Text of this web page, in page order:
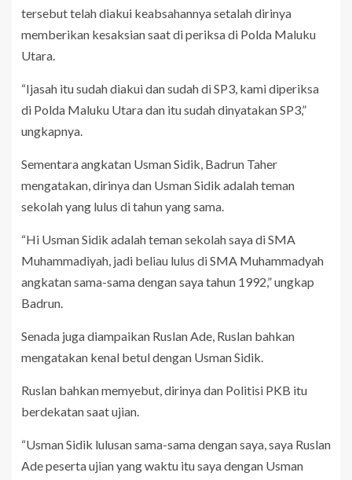
tersebut telah diakui keabsahannya setalah dirinya
memberikan kesaksian saat di periksa di Polda Maluku
Utara.
“Ijasah itu sudah diakui dan sudah di SP3, kami diperiksa
di Polda Maluku Utara dan itu sudah dinyatakan SP3,”
ungkapnya.
Sementara angkatan Usman Sidik, Badrun Taher
mengatakan, dirinya dan Usman Sidik adalah teman
sekolah yang lulus di tahun yang sama.
“Hi Usman Sidik adalah teman sekolah saya di SMA
Muhammadiyah, jadi beliau lulus di SMA Muhammadyah
angkatan sama-sama dengan saya tahun 1992,” ungkap
Badrun.
Senada juga diampaikan Ruslan Ade, Ruslan bahkan
mengatakan kenal betul dengan Usman Sidik.
Ruslan bahkan memyebut, dirinya dan Politisi PKB itu
berdekatan saat ujian.
“Usman Sidik lulusan sama-sama dengan saya, saya Ruslan
Ade peserta ujian yang waktu itu saya dengan Usman